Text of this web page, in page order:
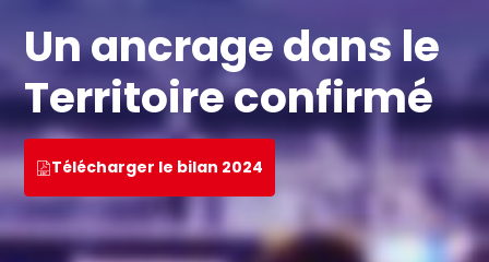
Un ancrage dans le
Territoire confirmé
Télécharger le bilan 2024